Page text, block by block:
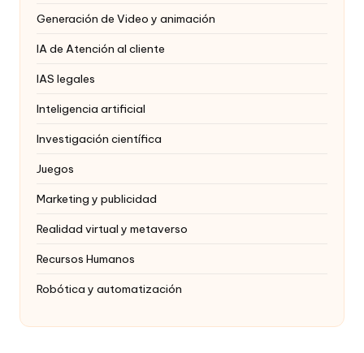
Generación de Video y animación
IA de Atención al cliente
IAS legales
Inteligencia artificial
Investigación científica
Juegos
Marketing y publicidad
Realidad virtual y metaverso
Recursos Humanos
Robótica y automatización